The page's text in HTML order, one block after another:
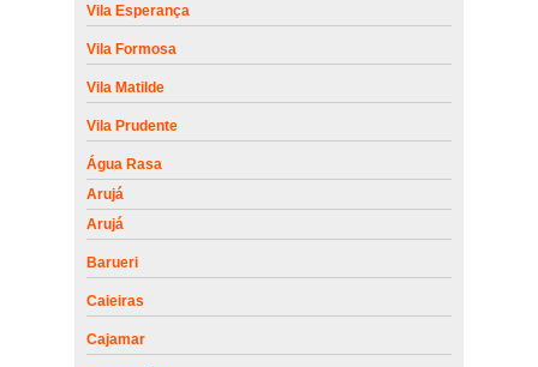
Vila Esperança
Vila Formosa
Vila Matilde
Vila Prudente
Água Rasa
Arujá
Arujá
Barueri
Caieiras
Cajamar